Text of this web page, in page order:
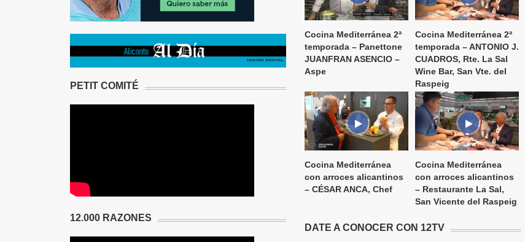
PETIT COMITÉ
12.000 RAZONES
Cocina Mediterránea 2ª
temporada – Panettone
JUANFRAN ASENCIO –
Aspe
Cocina Mediterránea 2ª
temporada – ANTONIO J.
CUADROS, Rte. La Sal
Wine Bar, San Vte. del
Raspeig
Cocina Mediterránea
con arroces alicantinos
– CÉSAR ANCA, Chef
Cocina Mediterránea
con arroces alicantinos
– Restaurante La Sal,
San Vicente del Raspeig
DATE A CONOCER CON 12TV